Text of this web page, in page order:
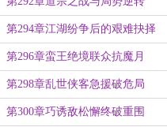
第294章江湖纷争后的艰难抉择
第296章蛮王绝境联众抗魔月
第298章乱世侠客急援破危局
第300章巧诱敌松懈终破重围